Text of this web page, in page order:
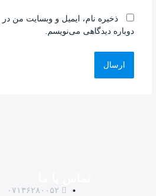
ذخیره نام، ایمیل و وبسایت من
دوباره دیدگاهی می‌نویسم.
۰۷۱۳۶۲۸۰۰۵۲